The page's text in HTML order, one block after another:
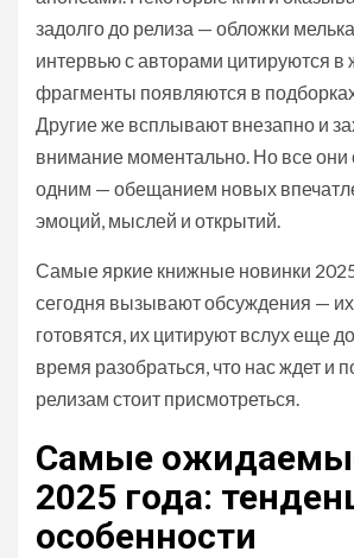
задолго до релиза — обложки
интервью с авторами цитируются в
фрагменты появляются в
Другие же всплывают внезапно и
внимание моментально. Но все
одним — обещанием новых
эмоций, мыслей и открытий.
Самые яркие книжные новинки
сегодня вызывают обсуждения — их
готовятся, их цитируют вслух еще
время разобраться, что нас ждет и
релизам стоит присмотреться.
Самые
2025 года:
особенности